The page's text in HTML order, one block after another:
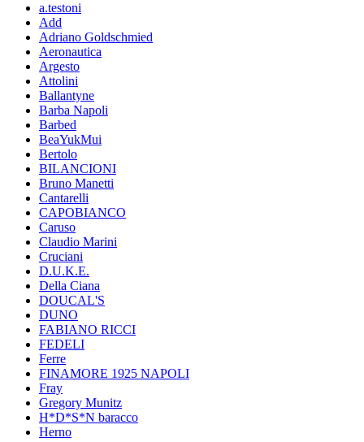
a.testoni
Add
Adriano Goldschmied
Aeronautica
Argesto
Attolini
Ballantyne
Barba Napoli
Barbed
BeaYukMui
Bertolo
BILANCIONI
Bruno Manetti
Cantarelli
CAPOBIANCO
Caruso
Claudio Marini
Cruciani
D.U.K.E.
Della Ciana
DOUCAL'S
DUNO
FABIANO RICCI
FEDELI
Ferre
FINAMORE 1925 NAPOLI
Fray
Gregory Munitz
H*D*S*N baracco
Herno